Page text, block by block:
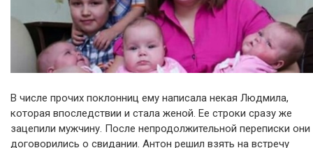
В числе прочих поклонниц ему написала некая Людмила,
которая впоследствии и стала женой. Ее строки сразу же
зацепили мужчину. После непродолжительной переписки они
договорились о свидании. Антон решил взять на встречу